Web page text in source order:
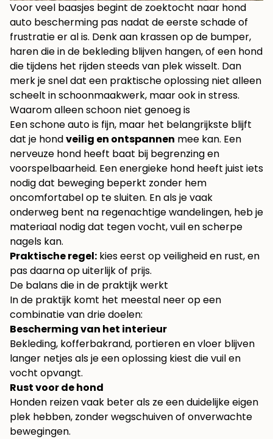
Voor veel baasjes begint de zoektocht naar hond
auto bescherming pas nadat de eerste schade of
frustratie er al is. Denk aan krassen op de bumper,
haren die in de bekleding blijven hangen, of een hond
die tijdens het rijden steeds van plek wisselt. Dan
merk je snel dat een praktische oplossing niet alleen
scheelt in schoonmaakwerk, maar ook in stress.
Waarom alleen schoon niet genoeg is
Een schone auto is fijn, maar het belangrijkste blijft
dat je hondveilig en ontspannen mee kan. Een
nerveuze hond heeft baat bij begrenzing en
voorspelbaarheid. Een energieke hond heeft juist iets
nodig dat beweging beperkt zonder hem
oncomfortabel op te sluiten. En als je vaak
onderweg bent na regenachtige wandelingen, heb je
materiaal nodig dat tegen vocht, vuil en scherpe
nagels kan.
Praktische regel: kies eerst op veiligheid en rust, en
pas daarna op uiterlijk of prijs.
De balans die in de praktijk werkt
In de praktijk komt het meestal neer op een
combinatie van drie doelen:
Bescherming van het interieur
Bekleding, kofferbakrand, portieren en vloer blijven
langer netjes als je een oplossing kiest die vuil en
vocht opvangt.
Rust voor de hond
Honden reizen vaak beter als ze een duidelijke eigen
plek hebben, zonder wegschuiven of onverwachte
bewegingen.